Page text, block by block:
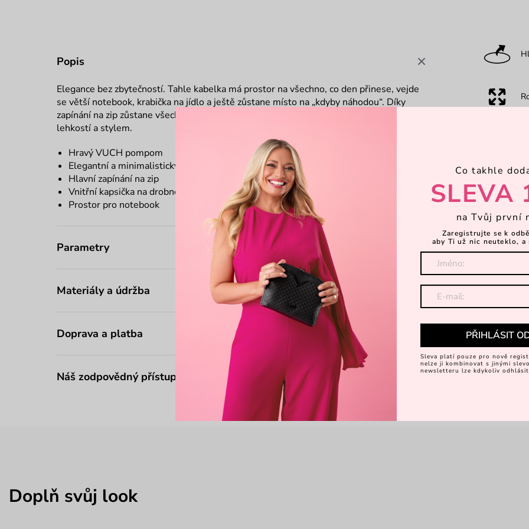
Popis
Elegance bez zbytečností. Tahle kabelka má prostor na všechno, co den přinese, vejde
se větší notebook, krabička na jídlo a ještě zůstane místo na „kdyby náhodou“. Díky
zapínání na zip zůstane všechno v bezpečí a Ty můžeš mít jistotu, že zvládneš celý den s
lehkostí a stylem.
Hravý VUCH pompom
Elegantní a minimalistický design
Hlavní zapínání na zip
Vnitřní kapsička na drobnosti
Prostor pro notebook
Parametry
Materiály a údržba
Doprava a platba
Náš zodpovědný přístup
Doplň svůj look
Co takhle
SLEVA
na Tvůj první
Zaregistrujte se k
aby Ti už nic neuteklo, a
PŘIHLÁSIT
Sleva platí pouze pro nově
nelze ji kombinovat s jinými
newsletteru lze kdykoliv